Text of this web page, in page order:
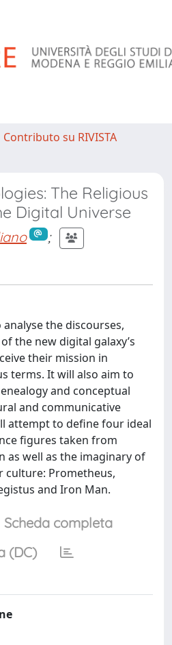
Contributo su RIVISTA
The Religious
Digital Universe
;
the discourses,
the new digital galaxy’s
their mission in
terms. It will also aim to
and conceptual
and communicative
attempt to define four ideal
figures taken from
as well as the imaginary of
Prometheus,
and Iron Man.
Scheda completa
(DC)